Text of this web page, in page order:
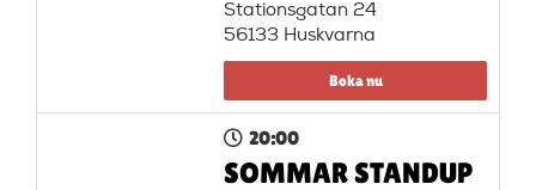
Stationsgatan 24
56133 Huskvarna
Boka nu
20:00
SOMMAR STANDUP